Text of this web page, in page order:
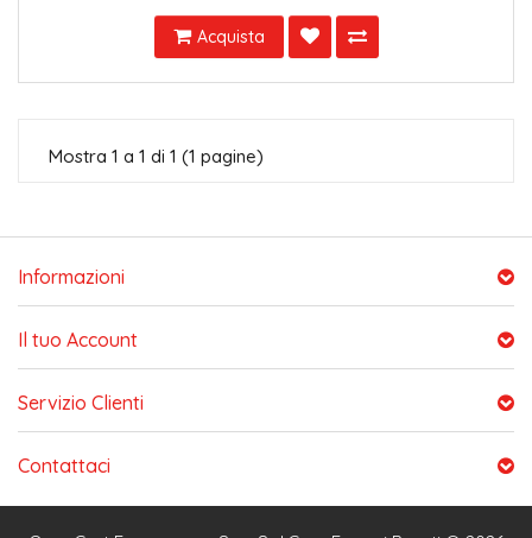
Acquista
Mostra 1 a 1 di 1 (1 pagine)
Informazioni
Il tuo Account
Servizio Clienti
Contattaci